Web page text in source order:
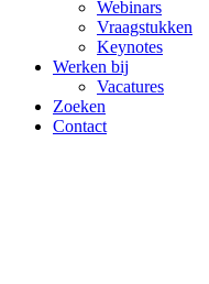
Webinars
Vraagstukken
Keynotes
Werken bij
Vacatures
Zoeken
Contact